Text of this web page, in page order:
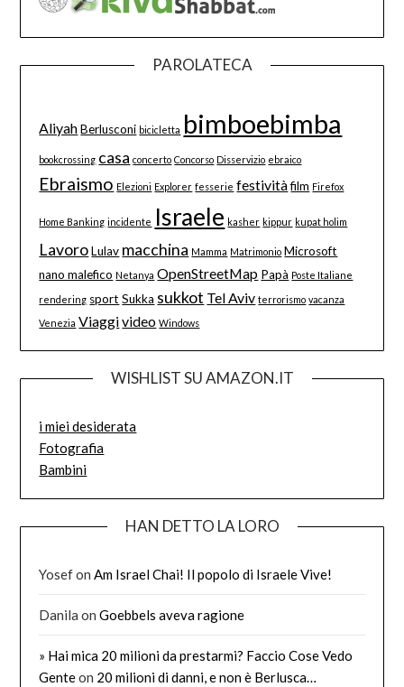
PAROLATECA
Aliyah Berlusconi bicicletta bimboebimba
bookcrossing casa concerto Concorso Disservizio ebraico
Ebraismo Elezioni Explorer fesserie festività film Firefox
Home Banking incidente Israele kasher kippur kupat holim
Lavoro Lulav macchina Mamma Matrimonio Microsoft
nano malefico Netanya OpenStreetMap Papà Poste Italiane
rendering sport Sukka sukkot Tel Aviv terrorismo vacanza
Venezia Viaggivideo Windows
WISHLIST SU AMAZON.IT
i miei desiderata
Fotografia
Bambini
HAN DETTO LA LORO
Yosefon Am Israel Chai! Il popolo di Israele Vive!
Danila onGoebbels aveva ragione
» Hai mica 20 milioni da prestarmi? Faccio Cose Vedo
Genteon 20 milioni di danni, e non è Berlusca…